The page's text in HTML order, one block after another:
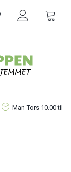
Man-Tors 10.00 til